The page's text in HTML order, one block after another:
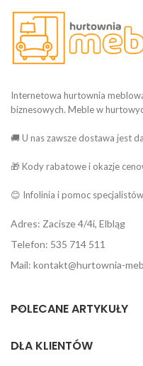
Internetowa hurtownia
biznesowych. Meble w
🚚 U nas zawsze dostawa jest
🎁 Kody rabatowe i okazje
😊 Infolinia i pomoc
Adres: Zacisze 4/4i, Elbląg
Telefon: 535 714 511
Mail: kontakt@hurtownia-
POLECANE ARTYKUŁY
DLA KLIENTÓW